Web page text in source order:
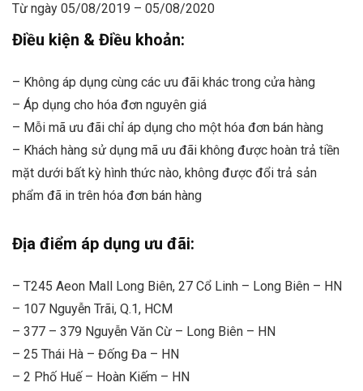
Từ ngày 05/08/2019 – 05/08/2020
Điều kiện & Điều khoản:
– Không áp dụng cùng các ưu đãi khác trong cửa hàng
– Áp dụng cho hóa đơn nguyên giá
– Mỗi mã ưu đãi chỉ áp dụng cho một hóa đơn bán hàng
– Khách hàng sử dụng mã ưu đãi không được hoàn trả tiền
mặt dưới bất kỳ hình thức nào, không được đổi trả sản
phẩm đã in trên hóa đơn bán hàng
Địa điểm áp dụng ưu đãi:
– T245 Aeon Mall Long Biên, 27 Cổ Linh – Long Biên – HN
– 107 Nguyễn Trãi, Q.1, HCM
– 377 – 379 Nguyễn Văn Cừ – Long Biên – HN
– 25 Thái Hà – Đống Đa – HN
– 2 Phố Huế – Hoàn Kiếm – HN